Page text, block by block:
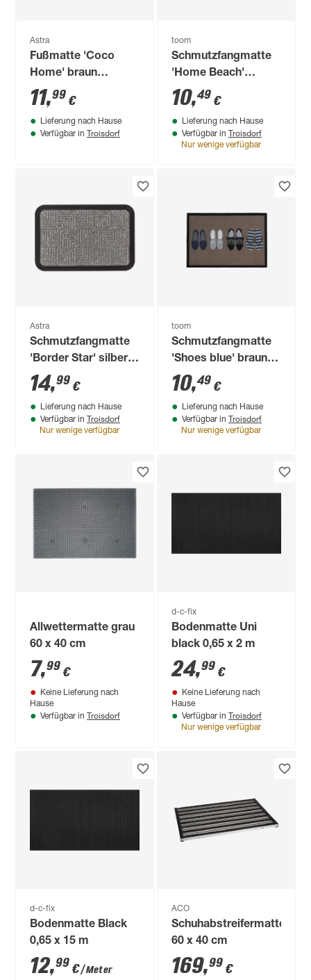
Astra
Fußmatte 'Coco
Home' braun
gepunktet 40 x 60
cm
11,99 €
Lieferung nach Hause
Verfügbar in Troisdorf
toom
Schmutzfangmatte
'Home Beach'
cremefarben 39 x 58
cm
10,49 €
Lieferung nach Hause
Verfügbar in Troisdorf
Nur wenige verfügbar
Astra
Schmutzfangmatte
'Border Star' silber
40 x 60 cm
14,99 €
Lieferung nach Hause
Verfügbar in Troisdorf
Nur wenige verfügbar
toom
Schmutzfangmatte
'Shoes blue' braun
39 x 58 cm
10,49 €
Lieferung nach Hause
Verfügbar in Troisdorf
Nur wenige verfügbar
Allwettermatte grau
60 x 40 cm
7,99 €
Keine Lieferung nach
Hause
Verfügbar in Troisdorf
d-c-fix
Bodenmatte Uni
black 0,65 x 2 m
24,99 €
Keine Lieferung nach
Hause
Verfügbar in Troisdorf
Nur wenige verfügbar
d-c-fix
Bodenmatte Black
0,65 x 15 m
12,99 €/ Meter
ACO
Schuhabstreifermatte
60 x 40 cm
169,99 €